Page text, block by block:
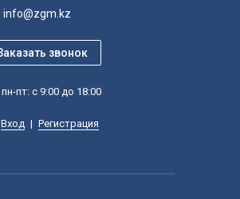
info@zgm.kz
пн-пт: с 9:00 до 18:00
Вход | Регистрация